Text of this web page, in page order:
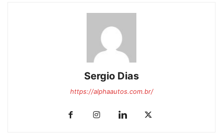
Sergio Dias
https://alphaautos.com.br/